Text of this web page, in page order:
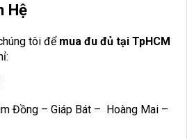
Hệ
tôi để mua đu đủ tại TpHCM
Đồng – Giáp Bát – Hoàng Mai –